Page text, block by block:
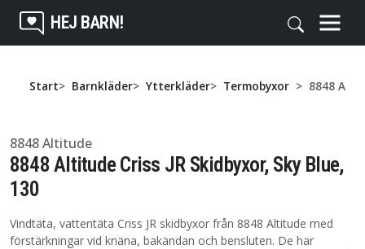
HEJ BARN!
Start Barnkläder Ytterkläder Termobyxor 8848
8848 Altitude
8848 Altitude Criss JR Skidbyxor, Sky Blue,
130
Vindtäta, vattentäta Criss JR skidbyxor från 8848 Altitude med
förstärkningar vid knäna, bakändan och bensluten. De har